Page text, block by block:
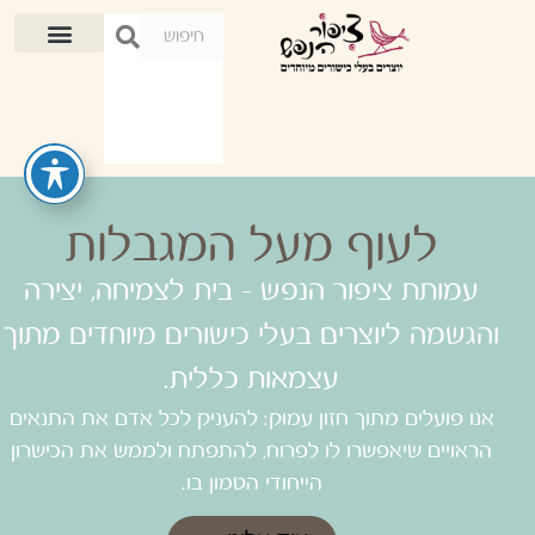
לעוף מעל המגבלות
עמותת ציפור הנפש - בית לצמיחה, יצירה
והגשמה ליוצרים בעלי כישורים מיוחדים מתוך
עצמאות כללית.
אנו פועלים מתוך חזון עמוק: להעניק לכל אדם את התנאים
הראויים שיאפשרו לו לפרוח, להתפתח ולממש את הכישרון
הייחודי הטמון בו.